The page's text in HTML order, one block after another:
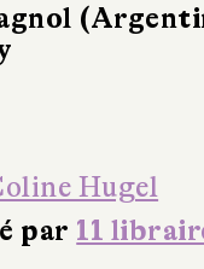
Hugel
par 11